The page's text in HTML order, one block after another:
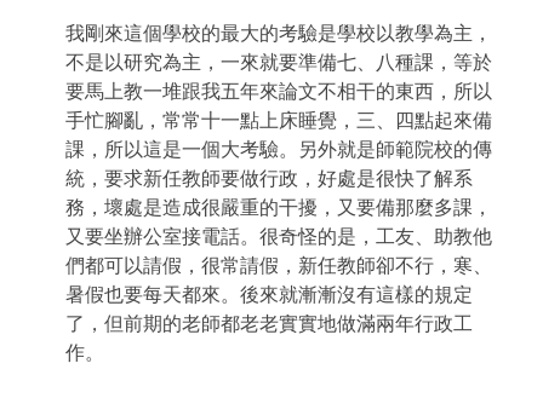
我剛來這個學校的最大的考驗是學校以教學為主，
不是以研究為主，一來就要準備七、八種課，等於
要馬上教一堆跟我五年來論文不相干的東西，所以
手忙腳亂，常常十一點上床睡覺，三、四點起來備
課，所以這是一個大考驗。另外就是師範院校的傳
統，要求新任教師要做行政，好處是很快了解系
務，壞處是造成很嚴重的干擾，又要備那麼多課，
又要坐辦公室接電話。很奇怪的是，工友、助教他
們都可以請假，很常請假，新任教師卻不行，寒、
暑假也要每天都來。後來就漸漸沒有這樣的規定
了，但前期的老師都老老實實地做滿兩年行政工
作。